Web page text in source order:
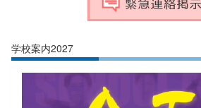
学校案内2027